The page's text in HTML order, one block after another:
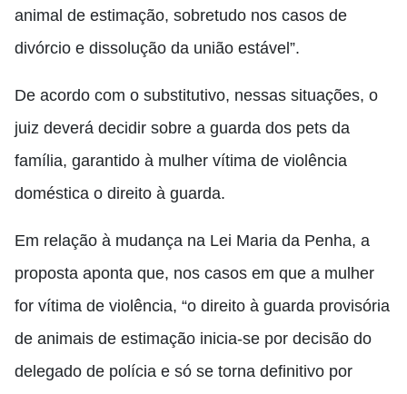
animal de estimação, sobretudo nos casos de
divórcio e dissolução da união estável”.
De acordo com o substitutivo, nessas situações, o
juiz deverá decidir sobre a guarda dos pets da
família, garantido à mulher vítima de violência
doméstica o direito à guarda.
Em relação à mudança na Lei Maria da Penha, a
proposta aponta que, nos casos em que a mulher
for vítima de violência, “o direito à guarda provisória
de animais de estimação inicia-se por decisão do
delegado de polícia e só se torna definitivo por